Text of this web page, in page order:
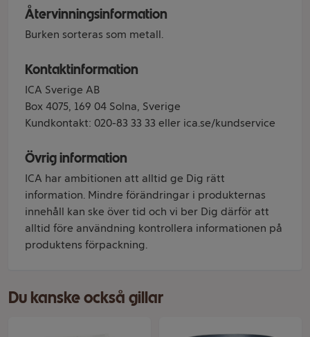
Återvinningsinformation
Burken sorteras som metall.
Kontaktinformation
ICA Sverige AB
Box 4075, 169 04 Solna, Sverige
Kundkontakt: 020-83 33 33 eller ica.se/kundservice
Övrig information
ICA har ambitionen att alltid ge Dig rätt
information. Mindre förändringar i produkternas
innehåll kan ske över tid och vi ber Dig därför att
alltid före användning kontrollera informationen på
produktens förpackning.
Du kanske också gillar